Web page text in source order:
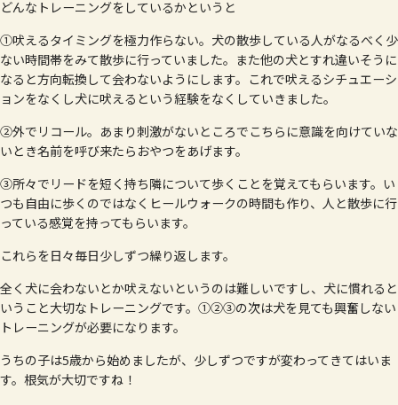
どんなトレーニングをしているかというと
①吠えるタイミングを極力作らない。犬の散歩している人がなるべく少
ない時間帯をみて散歩に行っていました。また他の犬とすれ違いそうに
なると方向転換して会わないようにします。これで吠えるシチュエーシ
ョンをなくし犬に吠えるという経験をなくしていきました。
②外でリコール。あまり刺激がないところでこちらに意識を向けていな
いとき名前を呼び来たらおやつをあげます。
③所々でリードを短く持ち隣について歩くことを覚えてもらいます。い
つも自由に歩くのではなくヒールウォークの時間も作り、人と散歩に行
っている感覚を持ってもらいます。
これらを日々毎日少しずつ繰り返します。
全く犬に会わないとか吠えないというのは難しいですし、犬に慣れると
いうこと大切なトレーニングです。①②③の次は犬を見ても興奮しない
トレーニングが必要になります。
うちの子は5歳から始めましたが、少しずつですが変わってきてはいま
す。根気が大切ですね！